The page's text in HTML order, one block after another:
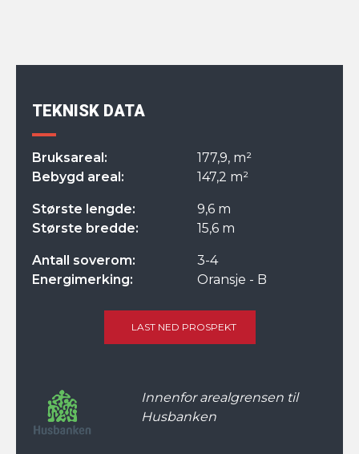
TEKNISK DATA
Bruksareal:
177,9, m²
Bebygd areal:
147,2 m²
Største lengde:
9,6 m
Største bredde:
15,6 m
Antall soverom:
3-4
Energimerking:
Oransje - B
LAST NED PROSPEKT
Innenfor arealgrensen til
Husbanken